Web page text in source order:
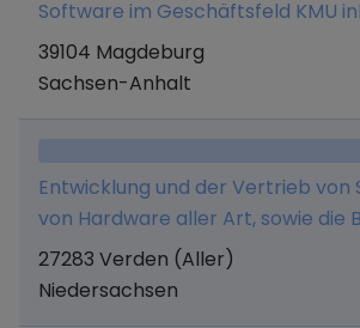
Software im Geschäftsfeld KMU
Webservices im Verkaufs- und
39104 Magdeburg
Sachsen-Anhalt
Entwicklung und der Vertrieb von
von Hardware aller Art, sowie die
Schulung.
27283 Verden (Aller)
Niedersachsen